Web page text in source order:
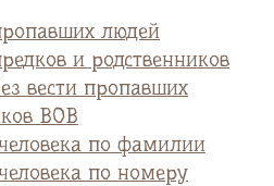
людей
и родственников
вести пропавших
ВОВ
по фамилии
по номеру